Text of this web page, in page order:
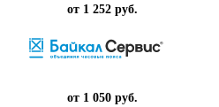
от 1 252 руб.
от 1 050 руб.